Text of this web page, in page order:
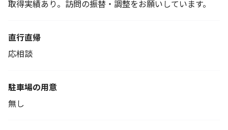
取得実績あり。訪問の振替・調整をお願いしています。
直行直帰
応相談
駐車場の用意
無し